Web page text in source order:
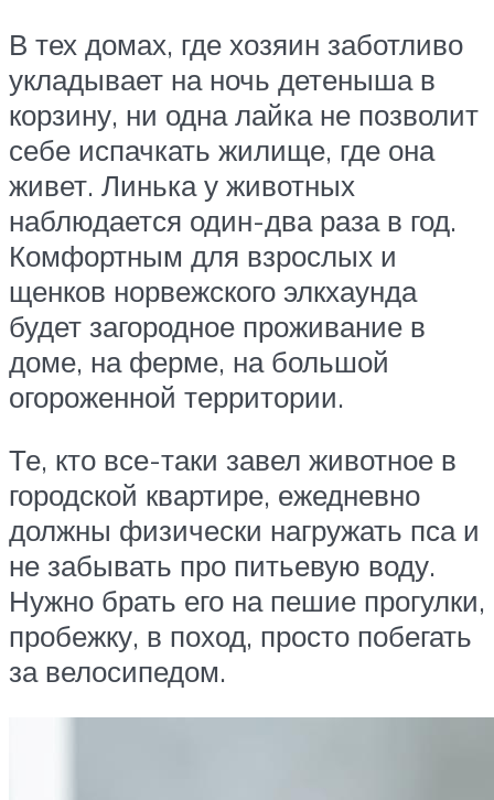
В тех домах, где хозяин заботливо
укладывает на ночь детеныша в
корзину, ни одна лайка не позволит
себе испачкать жилище, где она
живет. Линька у животных
наблюдается один-два раза в год.
Комфортным для взрослых и
щенков норвежского элкхаунда
будет загородное проживание в
доме, на ферме, на большой
огороженной территории.
Те, кто все-таки завел животное в
городской квартире, ежедневно
должны физически нагружать пса и
не забывать про питьевую воду.
Нужно брать его на пешие прогулки,
пробежку, в поход, просто побегать
за велосипедом.